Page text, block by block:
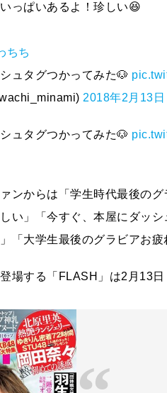
っぱいあるよ！珍しい😆
ちち
ュタグつかってみた🐶
2018年2月13日
ュタグつかってみた🐶
ンからは「学生時代最後の
しい」「今すぐ、本屋にダッ
「大学生最後のグラビアお
場する「FLASH」は2月13日